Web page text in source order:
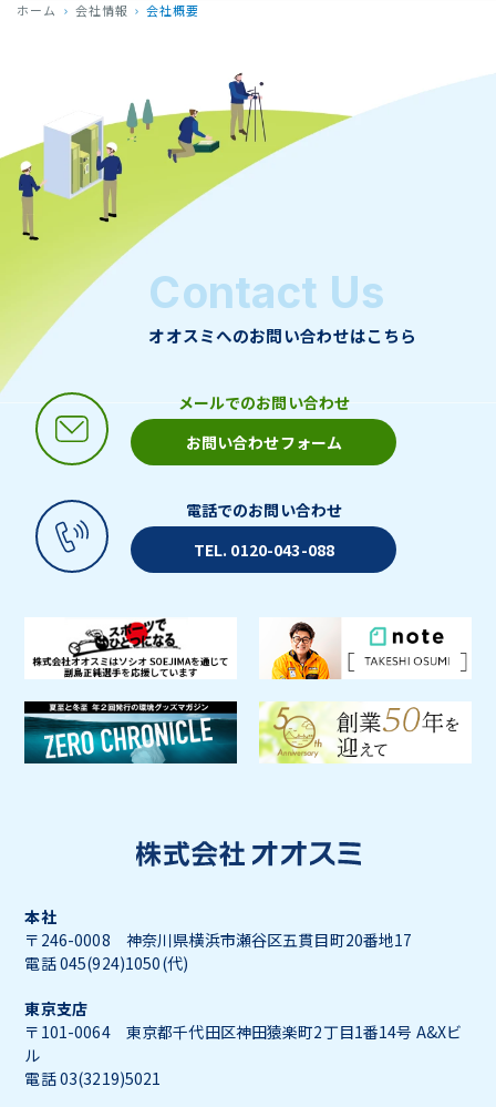
ホーム 会社情報 会社概要
Contact Us
オオスミへのお問い合わせはこちら
メールでのお問い合わせ
お問い合わせフォーム
電話でのお問い合わせ
TEL. 0120-043-088
本社
〒246-0008 神奈川県横浜市瀬谷区五貫目町20番地17
電話 045(924)1050(代)
東京支店
〒101-0064 東京都千代田区神田猿楽町2丁目1番14号 A&Xビ
ル
電話 03(3219)5021